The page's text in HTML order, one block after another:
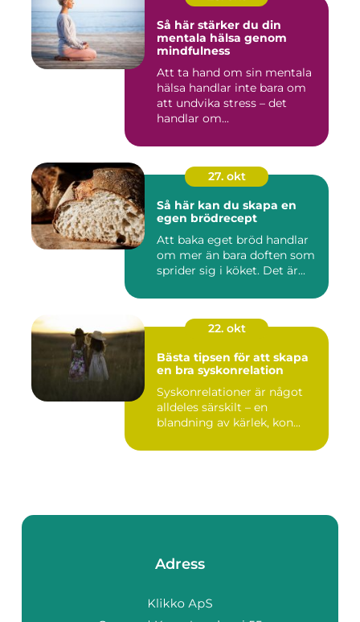
Så här stärker du din
mentala hälsa genom
mindfulness
Att ta hand om sin mentala
hälsa handlar inte bara om
att undvika stress – det
handlar om...
27. okt
Så här kan du skapa en
egen brödrecept
Att baka eget bröd handlar
om mer än bara doften som
sprider sig i köket. Det är...
22. okt
Bästa tipsen för att skapa
en bra syskonrelation
Syskonrelationer är något
alldeles särskilt – en
blandning av kärlek, kon...
Adress